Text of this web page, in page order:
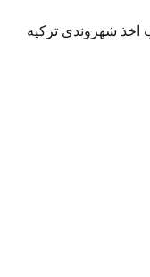
اخذ شهروندی ترکیه